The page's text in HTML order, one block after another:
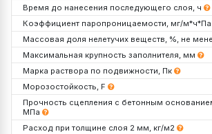
Время до нанесения последующего слоя, ч
Коэффициент паропроницаемости, мг/м*ч*Па
Массовая доля нелетучих веществ, %, не
Максимальная крупность заполнителя, мм
Марка раствора по подвижности, Пк
Морозостойкость, F
Прочность сцепления с бетонным
МПа
Расход при толщине слоя 2 мм, кг/м2